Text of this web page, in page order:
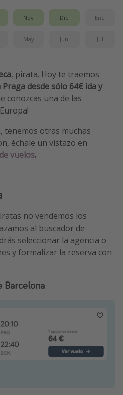
Nov Dic Ene
May Jun Jul
, pirata. Hoy te traemos
Praga desde sólo 64€ ida y
conozcas una de las
tenemos otras muchas
échale un vistazo en
vuelos.
no vendemos los
al buscador de
seleccionar la agencia o
y formalizar la reserva con
Barcelona